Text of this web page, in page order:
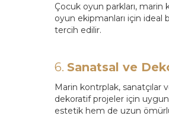
Çocuk oyun parkları, marin
oyun ekipmanları için ideal
tercih edilir.
6. Sanatsal ve
Marin kontrplak, sanatçılar
dekoratif projeler için uygun
estetik hem de uzun